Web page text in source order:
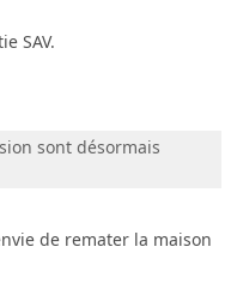
SAV.
sont désormais
de remater la maison